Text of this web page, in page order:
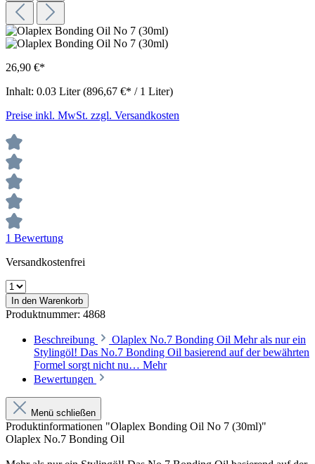
26,90 €*
Inhalt: 0.03 Liter(896,67 €* / 1 Liter)
Preise inkl. MwSt. zzgl. Versandkosten
1 Bewertung
Versandkostenfrei
In den Warenkorb
Produktnummer: 4868
Beschreibung
Olaplex No.7 Bonding Oil Mehr als nur ein
Stylingöl! Das No.7 Bonding Oil basierend auf der bewährten
Formel sorgt nicht nu… Mehr
Bewertungen
Menü schließen
Produktinformationen "Olaplex Bonding Oil No 7 (30ml)"
Olaplex No.7 Bonding Oil